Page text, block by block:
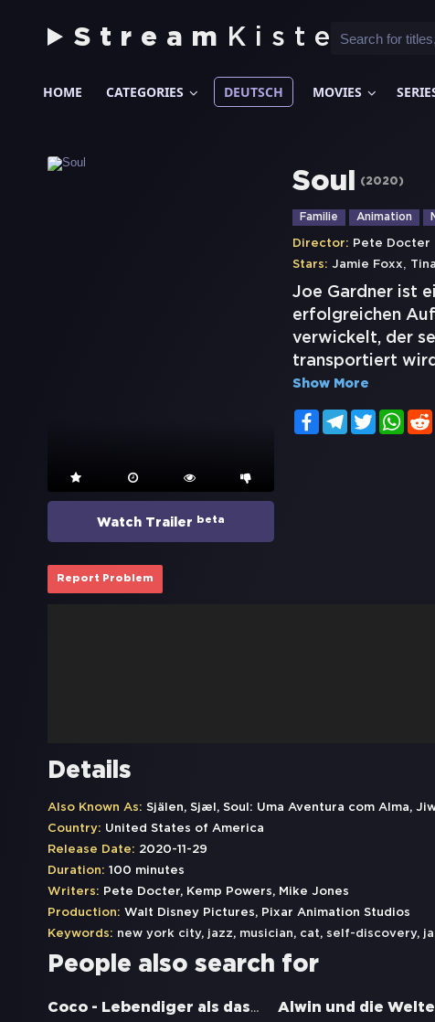
Stream Kiste
HOME CATEGORIES DEUTSCH MOVIES
Watch Trailer beta
Soul (2020)
Familie Animation
Director: Pete Docter
Stars: Jamie Foxx,
Joe Gardner ist
erfolgreichen
verwickelt, der
transportiert
Show More
FacebookTelegramTwitter
Report Problem
Details
Also Known As: Själen, Sjæl, Soul: Uma Aventura com Alma,
Country: United States of America
Release Date: 2020-11-29
Duration: 100 minutes
Writers: Pete Docter, Kemp Powers, Mike Jones
Production: Walt Disney Pictures, Pixar Animation Studios
Keywords: new york city, jazz, musician, cat, self-discovery,
People also search for
Coco - Lebendiger als das Leben!